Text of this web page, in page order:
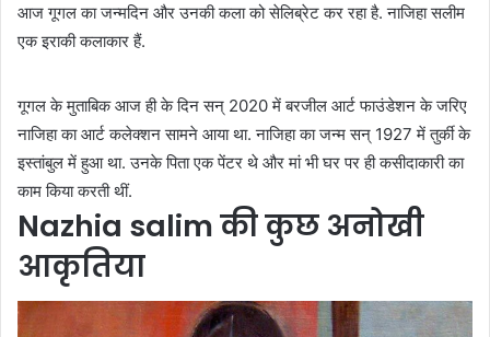
आज गूगल का जन्मदिन और उनकी कला को सेलिब्रेट कर रहा है. नाजिहा सलीम
एक इराकी कलाकार हैं.
गूगल के मुताबिक आज ही के दिन सन् 2020 में बरजील आर्ट फाउंडेशन के जरिए
नाजिहा का आर्ट कलेक्शन सामने आया था. नाजिहा का जन्म सन् 1927 में तुर्की के
इस्तांबुल में हुआ था. उनके पिता एक पेंटर थे और मां भी घर पर ही कसीदाकारी का
काम किया करती थीं.
Nazhia salim की कुछ अनोखी
आकृतिया